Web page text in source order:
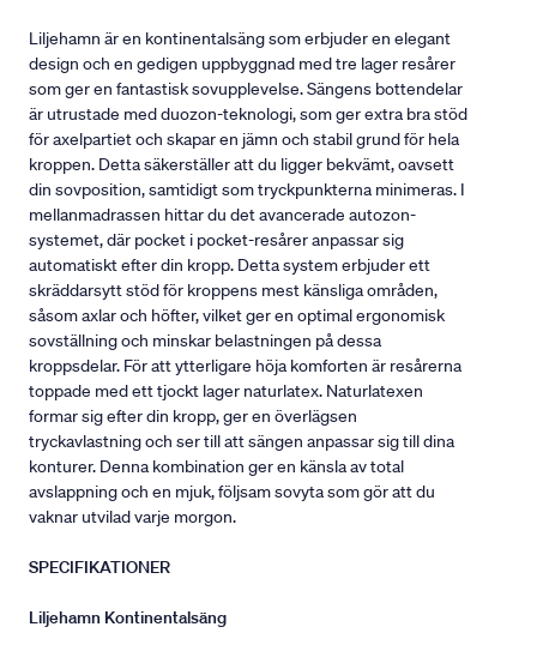
Liljehamn är en kontinentalsäng som erbjuder en elegant
design och en gedigen uppbyggnad med tre lager resårer
som ger en fantastisk sovupplevelse. Sängens bottendelar
är utrustade med duozon-teknologi, som ger extra bra stöd
för axelpartiet och skapar en jämn och stabil grund för hela
kroppen. Detta säkerställer att du ligger bekvämt, oavsett
din sovposition, samtidigt som tryckpunkterna minimeras. I
mellanmadrassen hittar du det avancerade autozon-
systemet, där pocket i pocket-resårer anpassar sig
automatiskt efter din kropp. Detta system erbjuder ett
skräddarsytt stöd för kroppens mest känsliga områden,
såsom axlar och höfter, vilket ger en optimal ergonomisk
sovställning och minskar belastningen på dessa
kroppsdelar. För att ytterligare höja komforten är resårerna
toppade med ett tjockt lager naturlatex. Naturlatexen
formar sig efter din kropp, ger en överlägsen
tryckavlastning och ser till att sängen anpassar sig till dina
konturer. Denna kombination ger en känsla av total
avslappning och en mjuk, följsam sovyta som gör att du
vaknar utvilad varje morgon.
SPECIFIKATIONER
Liljehamn Kontinentalsäng